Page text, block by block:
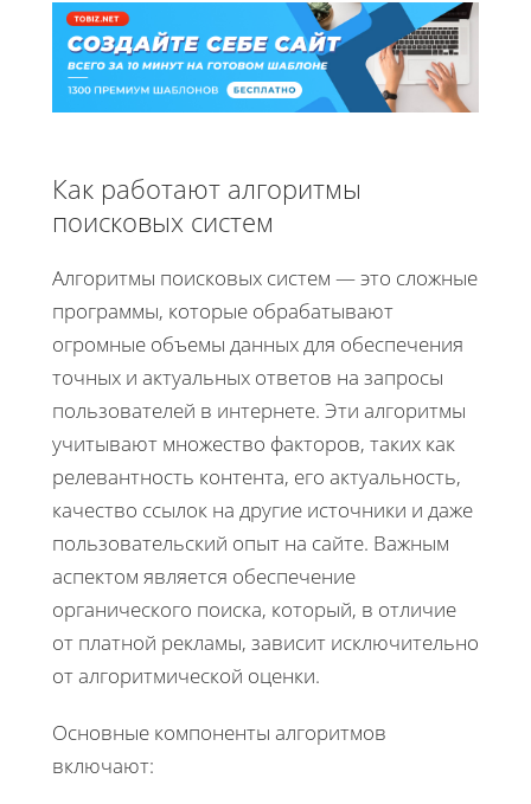
Как работают алгоритмы
поисковых систем
Алгоритмы поисковых систем — это сложные
программы, которые обрабатывают
огромные объемы данных для обеспечения
точных и актуальных ответов на запросы
пользователей в интернете. Эти алгоритмы
учитывают множество факторов, таких как
релевантность контента, его актуальность,
качество ссылок на другие источники и даже
пользовательский опыт на сайте. Важным
аспектом является обеспечение
органического поиска, который, в отличие
от платной рекламы, зависит исключительно
от алгоритмической оценки.
Основные компоненты алгоритмов
включают: